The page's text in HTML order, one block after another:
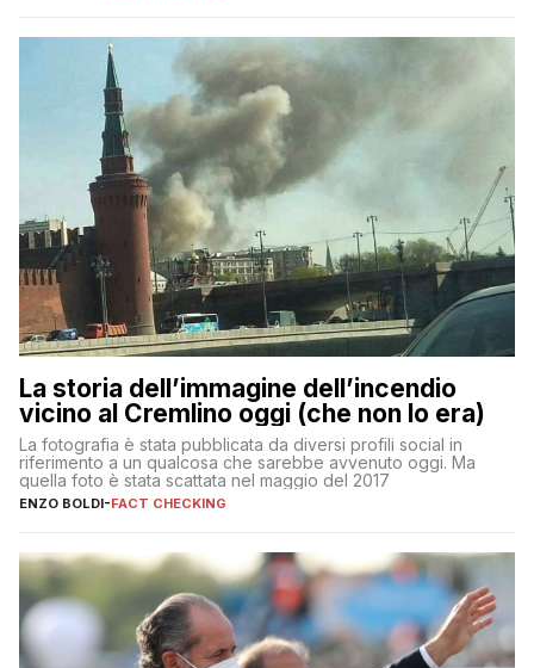
La storia dell’immagine dell’incendio
vicino al Cremlino oggi (che non lo era)
La fotografia è stata pubblicata da diversi profili social in
riferimento a un qualcosa che sarebbe avvenuto oggi. Ma
quella foto è stata scattata nel maggio del 2017
ENZO BOLDI-FACT CHECKING